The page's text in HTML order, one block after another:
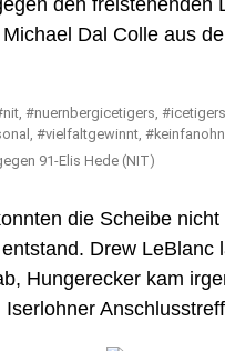
den freistehenden
Dal Colle aus
91-Elis Hede (NIT)
die Scheibe
Drew
Hungerecker kam